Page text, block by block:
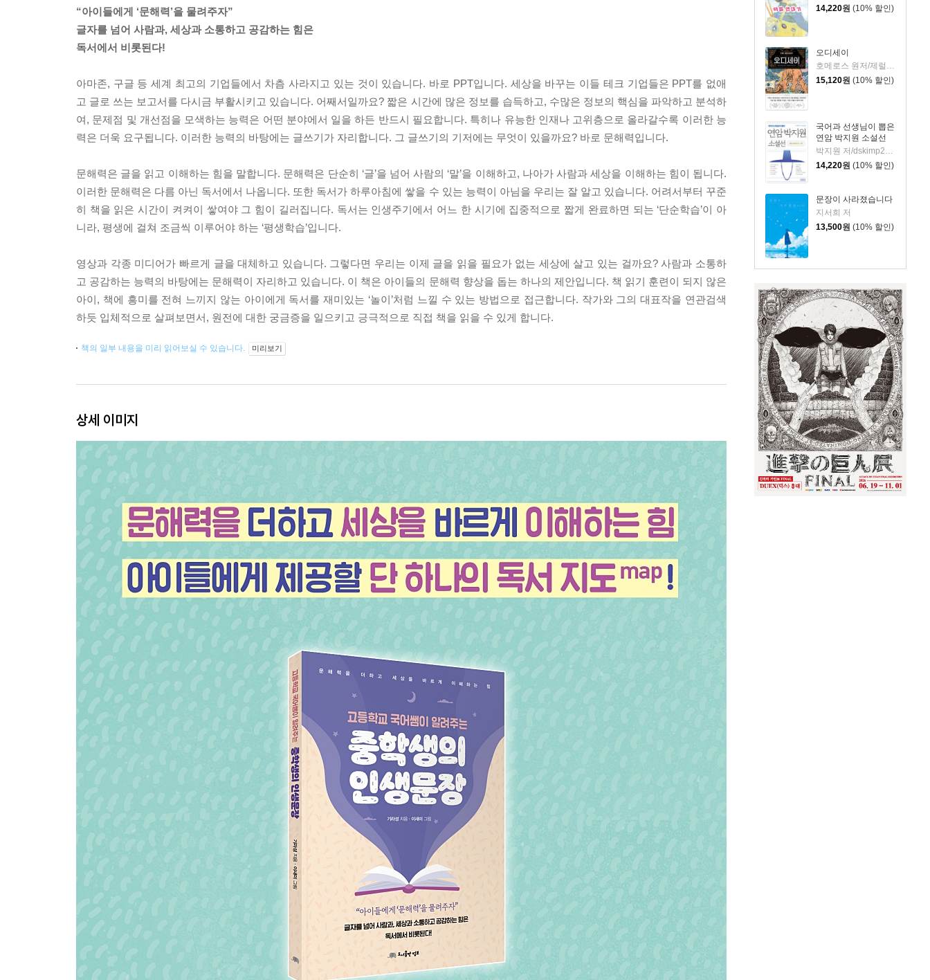
14,220원 (10% 할인)
오디세이
호메로스 원저/제럴딘 매코크런 글/김재용 역/장시은 감수
15,120원 (10% 할인)
국어과 선생님이 뽑은
연암 박지원 소설선
14,220원 (10% 할인)
문장이 사라졌습니다
지서희 저
13,500원 (10% 할인)
“아이들에게 ‘문해력’을 물려주자”
글자를 넘어 사람과, 세상과 소통하고 공감하는 힘은
독서에서 비롯된다!
아마존, 구글 등 세계 최고의 기업들에서 차츰 사라지고 있는 것이 있습니다. 바로 PPT입니다. 세상을 바꾸는 이들 테크 기업들은 PPT를 없애
고 글로 쓰는 보고서를 다시금 부활시키고 있습니다. 어째서일까요? 짧은 시간에 많은 정보를 습득하고, 수많은 정보의 핵심을 파악하고 분석하
여, 문제점 및 개선점을 모색하는 능력은 어떤 분야에서 일을 하든 반드시 필요합니다. 특히나 유능한 인재나 고위층으로 올라갈수록 이러한 능
력은 더욱 요구됩니다. 이러한 능력의 바탕에는 글쓰기가 자리합니다. 그 글쓰기의 기저에는 무엇이 있을까요? 바로 문해력입니다.
문해력은 글을 읽고 이해하는 힘을 말합니다. 문해력은 단순히 ‘글’을 넘어 사람의 ‘말’을 이해하고, 나아가 사람과 세상을 이해하는 힘이 됩니다.
이러한 문해력은 다름 아닌 독서에서 나옵니다. 또한 독서가 하루아침에 쌓을 수 있는 능력이 아님을 우리는 잘 알고 있습니다. 어려서부터 꾸준
히 책을 읽은 시간이 켜켜이 쌓여야 그 힘이 길러집니다. 독서는 인생주기에서 어느 한 시기에 집중적으로 짧게 완료하면 되는 ‘단순학습’이 아
니라, 평생에 걸쳐 조금씩 이루어야 하는 ‘평생학습’입니다.
영상과 각종 미디어가 빠르게 글을 대체하고 있습니다. 그렇다면 우리는 이제 글을 읽을 필요가 없는 세상에 살고 있는 걸까요? 사람과 소통하
고 공감하는 능력의 바탕에는 문해력이 자리하고 있습니다. 이 책은 아이들의 문해력 향상을 돕는 하나의 제안입니다. 책 읽기 훈련이 되지 않은
아이, 책에 흥미를 전혀 느끼지 않는 아이에게 독서를 재미있는 ‘놀이’처럼 느낄 수 있는 방법으로 접근합니다. 작가와 그의 대표작을 연관검색
하듯 입체적으로 살펴보면서, 원전에 대한 궁금증을 일으키고 긍극적으로 직접 책을 읽을 수 있게 합니다.
책의 일부 내용을 미리 읽어보실 수 있습니다. 미리보기
상세 이미지